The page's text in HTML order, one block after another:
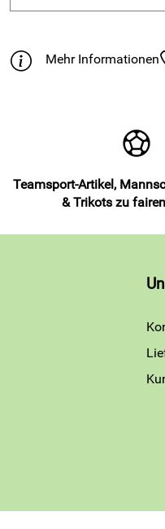
Mehr Informationen
Teamsport-Artikel,
& Trikots zu